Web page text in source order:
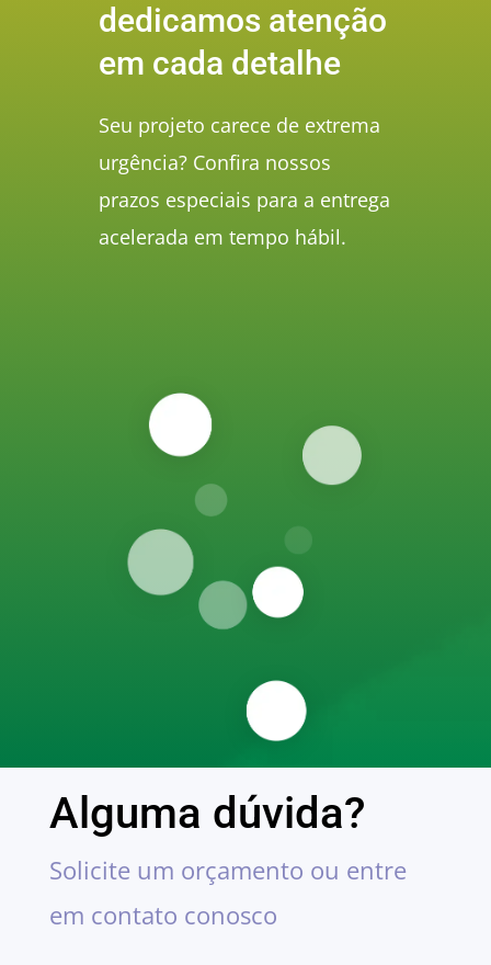
dedicamos atenção
em cada detalhe
Seu projeto carece de extrema
urgência? Confira nossos
prazos especiais para a entrega
acelerada em tempo hábil.
Alguma dúvida?
Solicite um orçamento ou entre
em contato conosco